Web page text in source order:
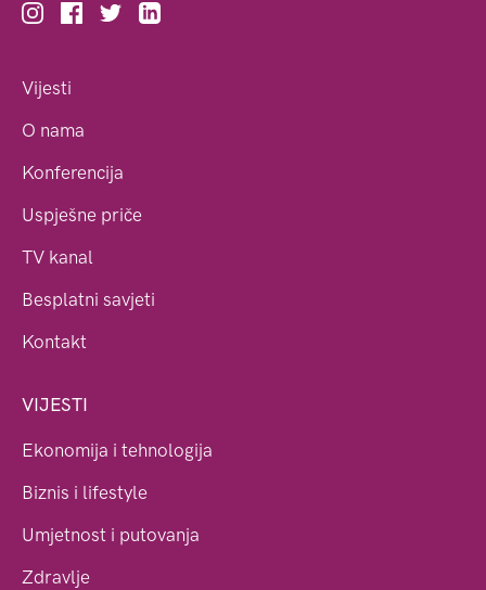
Vijesti
O nama
Konferencija
Uspješne priče
TV kanal
Besplatni savjeti
Kontakt
VIJESTI
Ekonomija i tehnologija
Biznis i lifestyle
Umjetnost i putovanja
Zdravlje